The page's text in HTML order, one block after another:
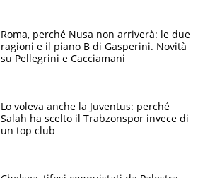
Roma, perché Nusa non arriverà: le due
ragioni e il piano B di Gasperini. Novità
su Pellegrini e Cacciamani
Lo voleva anche la Juventus: perché
Salah ha scelto il Trabzonspor invece di
un top club